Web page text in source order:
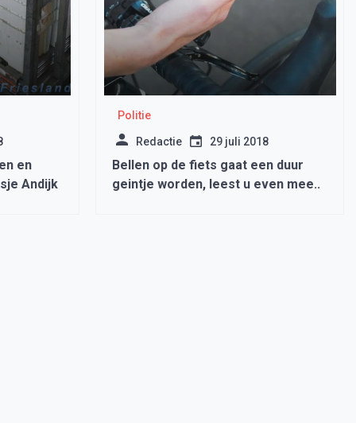
en
Andijk
Politie
Redactie 29 juli 2018
Bellen op de fiets gaat een duur
geintje worden, leest u even mee..